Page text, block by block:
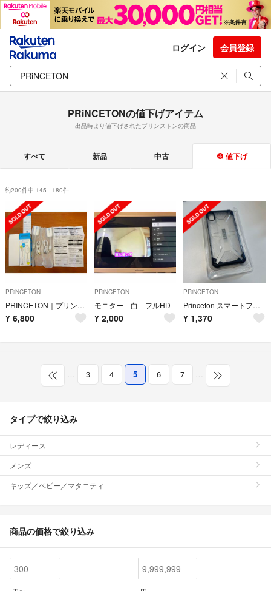
ログイン 会員登録
PRiNCETONの値下げアイテム
出品時より値下げされたプリンストンの商品
すべて 新品 中古 値下げ
約200件中 145 - 180件
PRiNCETON
PRINCETON｜プリンストン 〔ワイヤレスHDMI〕ワイヤレスHDMI to
¥ 6,800
PRiNCETON
モニター 白 フルHD
¥ 2,000
PRiNCETON
Princeton スマートフォンケース UAG-IPH18L-IC
¥ 1,370
… 3 4 5 6 7 …
タイプで絞り込み
レディース
メンズ
キッズ／ベビー／マタニティ
商品の価格で絞り込み